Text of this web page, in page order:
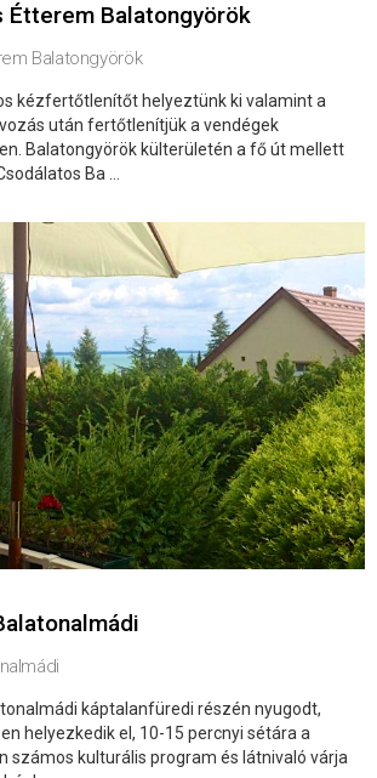
Étterem Balatongyörök
Balatongyörök
kézfertőtlenítőt helyeztünk ki valamint a
után fertőtlenítjük a vendégek
Balatongyörök külterületén a fő út mellett
Ba ...
káptalanfüredi részén nyugodt,
helyezkedik el, 10-15 percnyi sétára a
számos kulturális program és látnivaló várja